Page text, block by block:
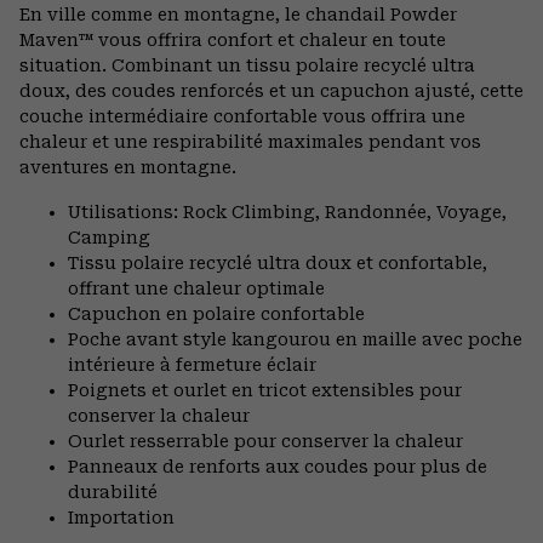
En ville comme en montagne, le chandail Powder
Maven™ vous offrira confort et chaleur en toute
situation. Combinant un tissu polaire recyclé ultra
doux, des coudes renforcés et un capuchon ajusté, cette
couche intermédiaire confortable vous offrira une
chaleur et une respirabilité maximales pendant vos
aventures en montagne.
Utilisations: Rock Climbing, Randonnée, Voyage,
Camping
Tissu polaire recyclé ultra doux et confortable,
offrant une chaleur optimale
Capuchon en polaire confortable
Poche avant style kangourou en maille avec poche
intérieure à fermeture éclair
Poignets et ourlet en tricot extensibles pour
conserver la chaleur
Ourlet resserrable pour conserver la chaleur
Panneaux de renforts aux coudes pour plus de
durabilité
Importation